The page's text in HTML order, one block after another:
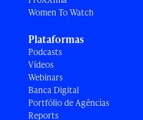
Women To Watch
Plataformas
Podcasts
Vídeos
Webinars
Banca Digital
Portfólio de Agências
Reports